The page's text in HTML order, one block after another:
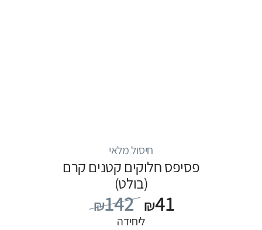
חיסול מלאי
פסיפס חלוקים קטנים קרם
(בולט)
₪142 ₪41
ליחידה